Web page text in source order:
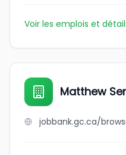
Voir les emplois et
Matthew